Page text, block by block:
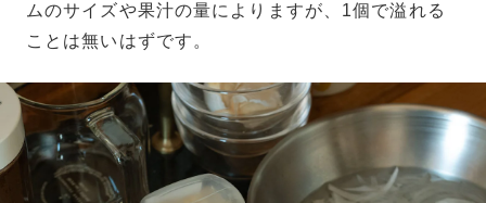
ムのサイズや果汁の量によりますが、1個で溢れる
ことは無いはずです。